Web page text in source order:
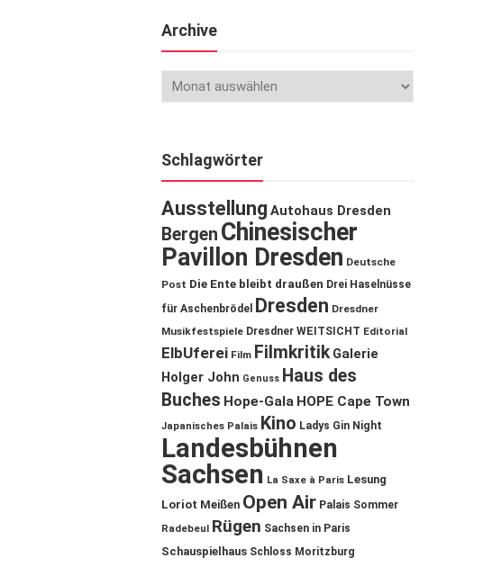
Archive
Schlagwörter
Ausstellung Autohaus Dresden
Bergen Chinesischer
Pavillon Dresden Deutsche
Post Die Ente bleibt draußen Drei Haselnüsse
für Aschenbrödel
Dresden Dresdner
Musikfestspiele Dresdner WEITSICHT Editorial
ElbUferei Film Filmkritik Galerie
Holger John Genuss Haus des
Buches Hope-Gala HOPE Cape Town
Japanisches Palais Kino Ladys Gin Night
Landesbühnen
Sachsen La Saxe à Paris Lesung
Loriot Meißen Open Air Palais Sommer
Radebeul Rügen Sachsen in Paris
Schauspielhaus Schloss Moritzburg